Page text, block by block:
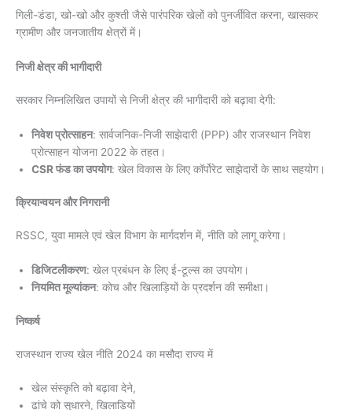
गिली-डंडा, खो-खो और कुश्ती जैसे पारंपरिक खेलों को पुनर्जीवित करना, खासकर
ग्रामीण और जनजातीय क्षेत्रों में।
निजी क्षेत्र की भागीदारी
सरकार निम्नलिखित उपायों से निजी क्षेत्र की भागीदारी को बढ़ावा देगी:
निवेश प्रोत्साहन: सार्वजनिक-निजी साझेदारी (PPP) और राजस्थान निवेश
प्रोत्साहन योजना 2022 के तहत।
CSR फंड का उपयोग: खेल विकास के लिए कॉर्पोरेट साझेदारों के साथ सहयोग।
क्रियान्वयन और निगरानी
RSSC, युवा मामले एवं खेल विभाग के मार्गदर्शन में, नीति को लागू करेगा।
डिजिटलीकरण: खेल प्रबंधन के लिए ई-टूल्स का उपयोग।
नियमित मूल्यांकन: कोच और खिलाड़ियों के प्रदर्शन की समीक्षा।
निष्कर्ष
राजस्थान राज्य खेल नीति 2024 का मसौदा राज्य में
खेल संस्कृति को बढ़ावा देने,
ढांचे को सुधारने, खिलाड़ियों